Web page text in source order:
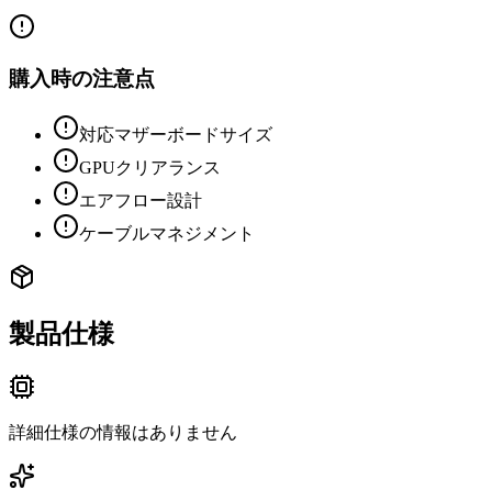
購入時の注意点
対応マザーボードサイズ
GPUクリアランス
エアフロー設計
ケーブルマネジメント
製品仕様
詳細仕様の情報はありません